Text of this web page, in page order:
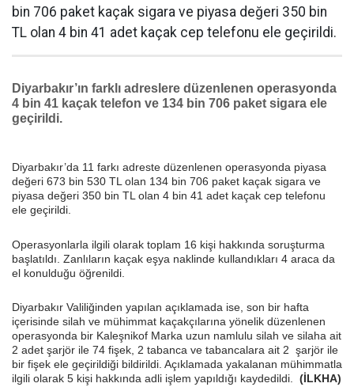
bin 706 paket kaçak sigara ve piyasa değeri 350 bin
TL olan 4 bin 41 adet kaçak cep telefonu ele geçirildi.
Diyarbakır’ın farklı adreslere düzenlenen operasyonda
4 bin 41 kaçak telefon ve 134 bin 706 paket sigara ele
geçirildi.
Diyarbakır’da 11 farkı adreste düzenlenen operasyonda piyasa
değeri 673 bin 530 TL olan 134 bin 706 paket kaçak sigara ve
piyasa değeri 350 bin TL olan 4 bin 41 adet kaçak cep telefonu
ele geçirildi.
Operasyonlarla ilgili olarak toplam 16 kişi hakkında soruşturma
başlatıldı. Zanlıların kaçak eşya naklinde kullandıkları 4 araca da
el konulduğu öğrenildi.
Diyarbakır Valiliğinden yapılan açıklamada ise, son bir hafta
içerisinde silah ve mühimmat kaçakçılarına yönelik düzenlenen
operasyonda bir Kaleşnikof Marka uzun namlulu silah ve silaha ait
2 adet şarjör ile 74 fişek, 2 tabanca ve tabancalara ait 2 şarjör ile
bir fişek ele geçirildiği bildirildi. Açıklamada yakalanan mühimmatla
ilgili olarak 5 kişi hakkında adli işlem yapıldığı kaydedildi. (İLKHA)